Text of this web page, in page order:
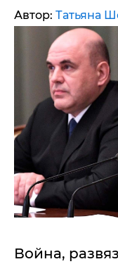
Автор: Татьяна
Война,